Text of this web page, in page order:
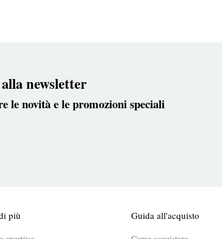
newsletter
le novità e le promozioni speciali
più Guida all'acquisto